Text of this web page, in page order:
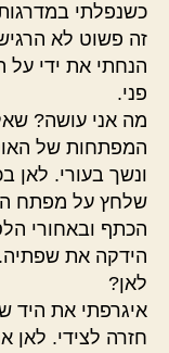
כשנפלתי
זה פשוט לא הרגיש
הנחתי את ידי
פני.
מה אני עושה?
המפתחות של
ונשך בעורי. לאן
שלחץ על מפתח
הכתף ובאחורי
הידקה את
לאן?
איגרפתי את היד
חזרה לצידי. לאן